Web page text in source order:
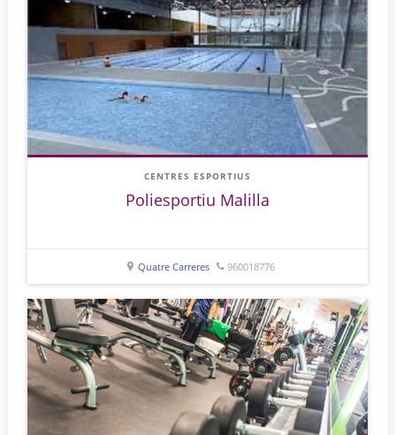
CENTRES ESPORTIUS
Poliesportiu Malilla
Quatre Carreres 960018776